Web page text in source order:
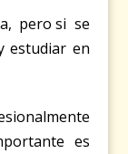
pero si se
estudiar en
es